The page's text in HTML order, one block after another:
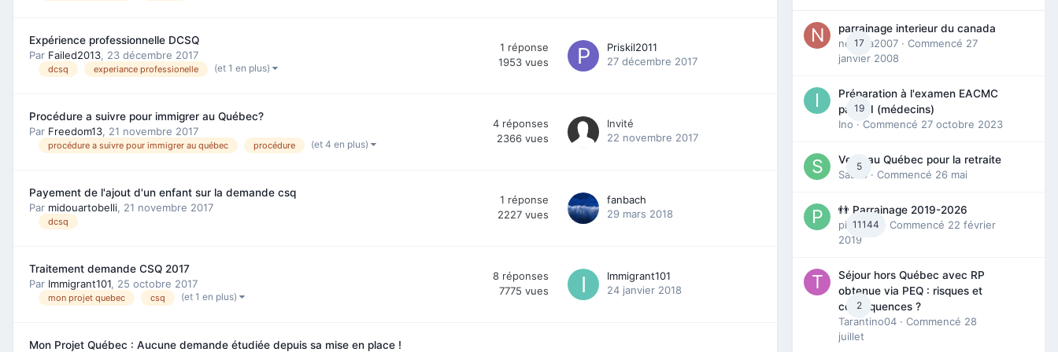
Expérience professionnelle DCSQ
Par Failed2013, 23 décembre 2017
dcsq experiance professionelle (et 1 en plus)
1 réponse
1953 vues
Priskil2011
27 décembre 2017
Procédure a suivre pour immigrer au Québec?
Par Freedom13, 21 novembre 2017
procédure a suivre pour immigrer au québec procédure (et 4 en plus)
4 réponses
2366 vues
Invité
22 novembre 2017
Payement de l'ajout d'un enfant sur la demande csq
Par midouartobelli, 21 novembre 2017
dcsq
1 réponse
2227 vues
fanbach
29 mars 2018
Traitement demande CSQ 2017
Par Immigrant101, 25 octobre 2017
mon projet quebec csq (et 1 en plus)
8 réponses
7775 vues
Immigrant101
24 janvier 2018
Mon Projet Québec : Aucune demande étudiée depuis sa mise en place !
17
parrainage interieur du canada
nedjma2007 · Commencé 27
janvier 2008
19
Préparation à l'examen EACMC
partie I (médecins)
Ino · Commencé 27 octobre 2023
5
Venir au Québec pour la retraite
Sab74 · Commencé 26 mai
11144
👬 Parrainage 2019-2026
piinoush
· Commencé 22 février
2019
2
Séjour hors Québec avec RP
obtenue via PEQ : risques et
conséquences ?
Tarantino04 · Commencé 28
juillet